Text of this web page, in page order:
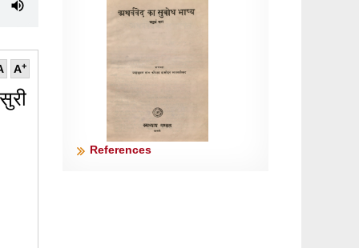
A+
References